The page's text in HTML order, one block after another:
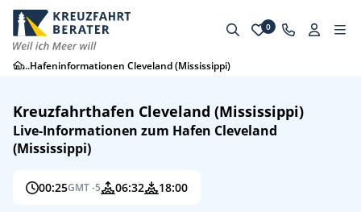
0
...Hafeninformationen Cleveland (Mississippi)
Kreuzfahrthafen Cleveland (Mississippi)
Live-Informationen zum Hafen Cleveland
(Mississippi)
00:25GMT -5 06:32 18:00